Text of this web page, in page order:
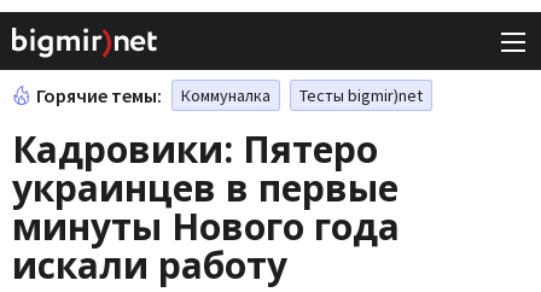
Горячие темы: Коммуналка Тесты bigmir)net
Кадровики: Пятеро
украинцев в первые
минуты Нового года
искали работу